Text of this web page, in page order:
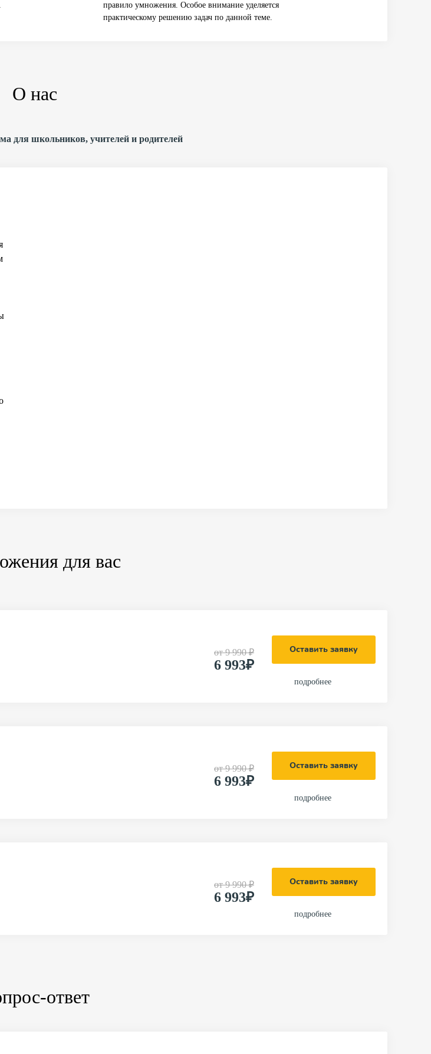
правило умножения. Особое внимание уделяется
практическому решению задач по данной теме.
О нас
для школьников, учителей и родителей
для вас
от9 990 ₽
6 993₽
Оставить заявку
подробнее
от9 990 ₽
6 993₽
Оставить заявку
подробнее
от9 990 ₽
6 993₽
Оставить заявку
подробнее
ответ